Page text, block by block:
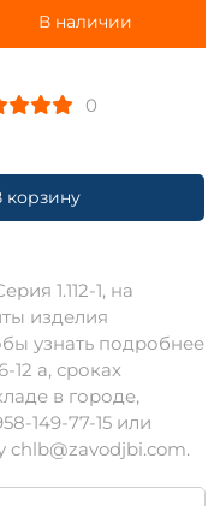
В наличии
0
корзину
1.112-1, на
изделия
узнать подробнее
12 а, сроках
в городе,
149-77-15 или
chlb@zavodjbi.com.